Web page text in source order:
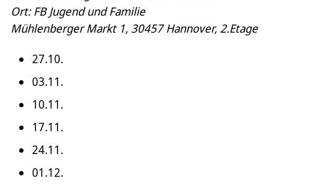
Ort: FB Jugend und Familie
Mühlenberger Markt 1, 30457 Hannover, 2.Etage
27.10.
03.11.
10.11.
17.11.
24.11.
01.12.